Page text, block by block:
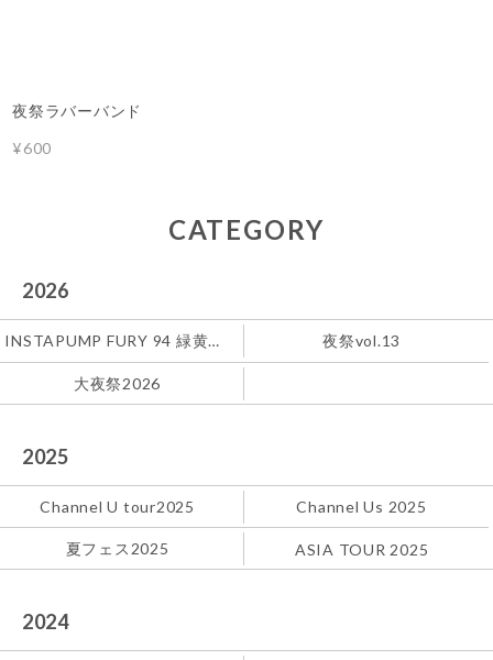
夜祭ラバーバンド
¥600
CATEGORY
2026
夜祭vol.13
大夜祭2026
2025
Channel U tour2025 Channel Us 2025
夏フェス2025 ASIA TOUR 2025
2024